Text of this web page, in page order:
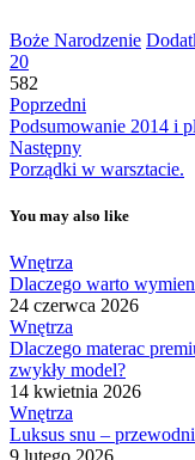
Boże Narodzenie
20
582
Poprzedni
Podsumowanie 2014 i
Następny
Porządki w warsztacie.
You may also like
Wnętrza
Dlaczego warto
24 czerwca 2026
Wnętrza
Dlaczego materac
zwykły model?
14 kwietnia 2026
Wnętrza
Luksus snu –